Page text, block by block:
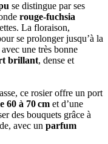
se distingue par ses
rouge‑fuchsia
La floraison,
se prolonger jusqu’à la
une très bonne
brillant, dense et
ce rosier offre un port
60 à 70 cm et d’une
des bouquets grâce à
avec un parfum